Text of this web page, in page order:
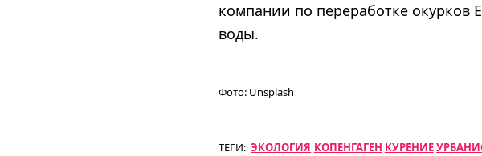
компании по переработке окурков
воды.
Фото: Unsplash
ТЕГИ: ЭКОЛОГИЯ КОПЕНГАГЕН КУРЕНИЕ